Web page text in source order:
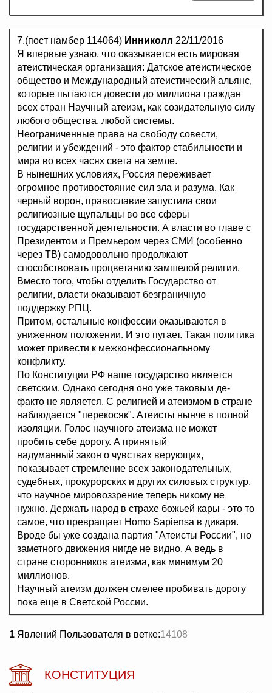
7.(пост намбер 114064) Инниколл 22/11/2016
Я впервые узнаю, что оказывается есть мировая
атеистическая организация: Датское атеистическое
общество и Международный атеистический альянс,
которые пытаются довести до миллиона граждан
всех стран Научный атеизм, как созидательную силу
любого общества, любой системы.
Неограниченные права на свободу совести,
религии и убеждений - это фактор стабильности и
мира во всех часях света на земле.
В нынешних условиях, Россия переживает
огромное противостояние сил зла и разума. Как
черный ворон, православие запустила свои
религиозные щупальцы во все сферы
государственной деятельности. А власти во главе с
Президентом и Премьером через СМИ (особенно
через ТВ) самодовольно продолжают
способствовать процветанию замшелой религии.
Вместо того, чтобы отделить Государство от
религии, власти оказывают безграничную
поддержку РПЦ.
Притом, остальные конфессии оказываются в
униженном положении. И это пугает. Такая политика
может привести к межконфессиональному
конфликту.
По Конституции РФ наше государство является
светским. Однако сегодня оно уже таковым де-
факто не является. С религией и атеизмом в стране
наблюдается "перекосяк". Атеисты нынче в полной
изоляции. Голос научного атеизма не может
пробить себе дорогу. А принятый
надуманный закон о чувствах верующих,
показывает стремление всех законодательных,
судебных, прокурорских и других силовых структур,
что научное мировоззрение теперь никому не
нужно. Держать народ в страхе божьей кары - это то
самое, что превращает Homo Sapiensa в дикаря.
Вроде бы уже создана партия "Атеисты России", но
заметного движения нигде не видно. А ведь в
стране сторонников атеизма, как минимум 20
миллионов.
Научный атеизм должен смелее пробивать дорогу
пока еще в Светской России.
1 Явлений Пользователя в ветке:14108
КОНСТИТУЦИЯ